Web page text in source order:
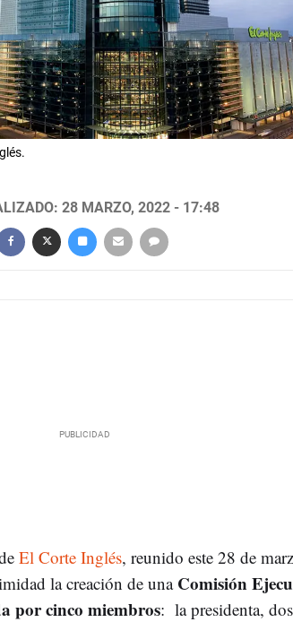
28 MARZO, 2022 - 17:48
El Corte Inglés, reunido este 28 de
la creación de una Comisión
por cinco miembros: la presidenta,